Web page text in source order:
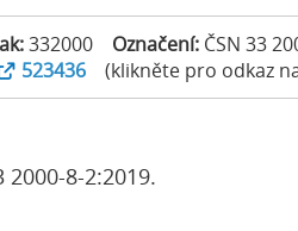
332000 Označení: ČSN 33
523436 (klikněte pro odkaz
8-2:2019.